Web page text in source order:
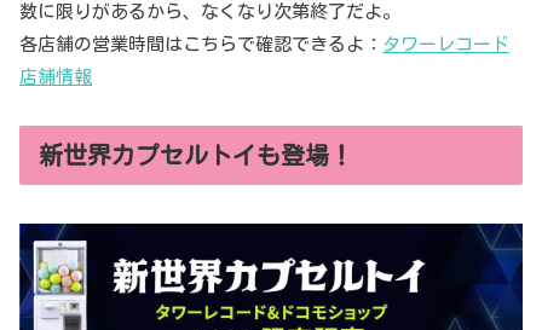
数に限りがあるから、なくなり次第終了だよ。
各店舗の営業時間はこちらで確認できるよ： タワーレコード
店舗情報
新世界カプセルトイも登場！